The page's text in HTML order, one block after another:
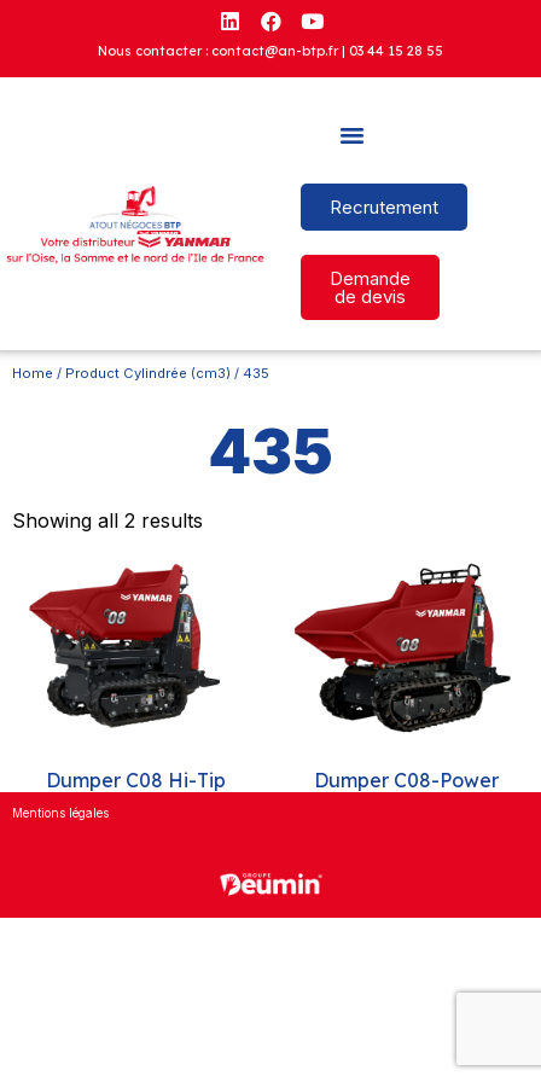
Nous contacter : contact@an-btp.fr | 03 44 15 28 55
Recrutement
Demande
de devis
Home / Product Cylindrée (cm3) / 435
435
Showing all 2 results
Dumper C08 Hi-Tip Dumper C08-Power
Mentions légales